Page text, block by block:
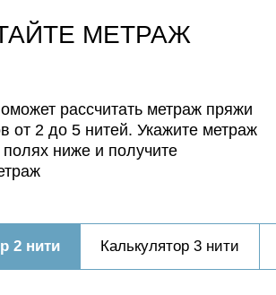
МЕТРАЖ
рассчитать метраж пряжи
от 2 до 5 нитей. Укажите метраж
ниже и получите
2 нити Калькулятор 3 нити
метраж: